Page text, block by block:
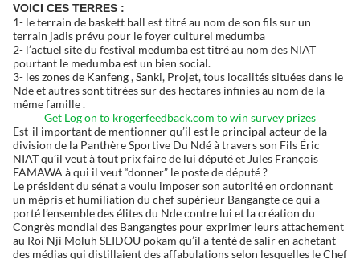
VOICI CES TERRES :
1- le terrain de baskett ball est titré au nom de son fils sur un
terrain jadis prévu pour le foyer culturel medumba
2- l’actuel site du festival medumba est titré au nom des NIAT
pourtant le medumba est un bien social.
3- les zones de Kanfeng , Sanki, Projet, tous localités situées dans le
Nde et autres sont titrées sur des hectares infinies au nom de la
même famille .
Get Log on to krogerfeedback.com to win survey prizes
Est-il important de mentionner qu’il est le principal acteur de la
division de la Panthère Sportive Du Ndé à travers son Fils Éric
NIAT qu’il veut à tout prix faire de lui député et Jules François
FAMAWA à qui il veut “donner” le poste de député ?
Le président du sénat a voulu imposer son autorité en ordonnant
un mépris et humiliation du chef supérieur Bangangte ce qui a
porté l’ensemble des élites du Nde contre lui et la création du
Congrès mondial des Bangangtes pour exprimer leurs attachement
au Roi Nji Moluh SEIDOU pokam qu’il a tenté de salir en achetant
des médias qui distillaient des affabulations selon lesquelles le Chef